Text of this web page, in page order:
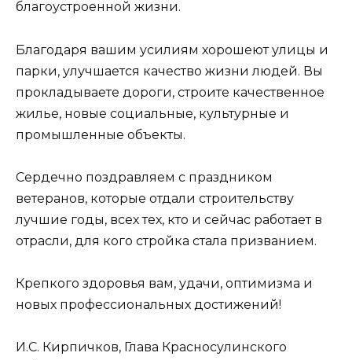
благоустроенной жизни.
Благодаря вашим усилиям хорошеют улицы и
парки, улучшается качество жизни людей. Вы
прокладываете дороги, строите качественное
жилье, новые социальные, культурные и
промышленные объекты.
Сердечно поздравляем с праздником
ветеранов, которые отдали строительству
лучшие годы, всех тех, кто и сейчас работает в
отрасли, для кого стройка стала призванием.
Крепкого здоровья вам, удачи, оптимизма и
новых профессиональных достижений!
И.С. Кирпичков, Глава Красносулинского